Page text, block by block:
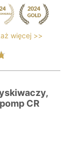
więcej >>
CR